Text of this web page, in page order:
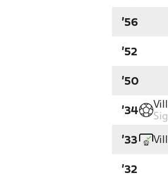
'56
'52
'50
'34
'33
'32